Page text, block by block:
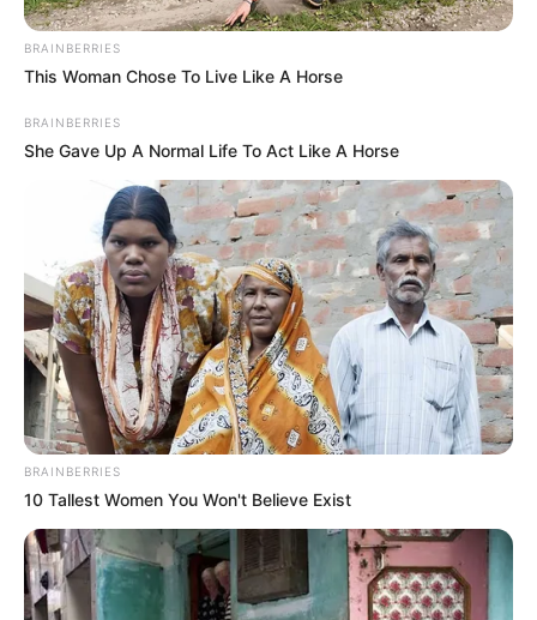
BRAINBERRIES
This Woman Chose To Live Like A Horse
BRAINBERRIES
She Gave Up A Normal Life To Act Like A Horse
BRAINBERRIES
10 Tallest Women You Won't Believe Exist